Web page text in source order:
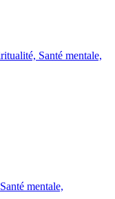
Santé mentale,
mentale,